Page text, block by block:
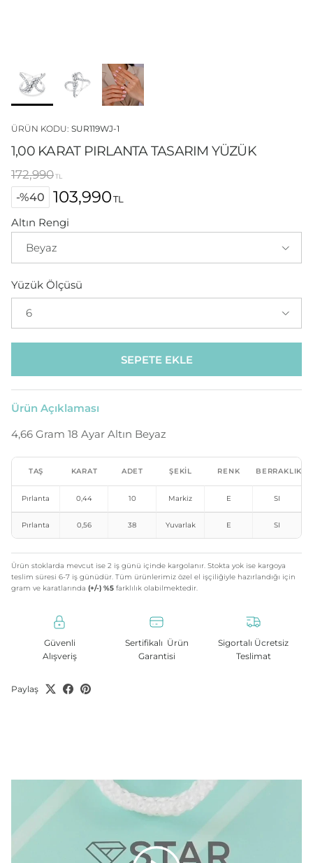
ÜRÜN KODU: SUR119WJ-1
1,00 KARAT PIRLANTA TASARIM YÜZÜK
-%40
İndirimli fiyat
103,990 TL
Normal fiyat
172,990TL
Beyaz
Yüzük Ölçüsü
6
SEPETE EKLE
Ürün Açıklaması
4,66 Gram 18 Ayar Altın Beyaz
TAŞ KARAT ADET ŞEKIL RENK BERRAKLIK
Pırlanta 0,44 10 Markiz E SI
Pırlanta 0,56 38 Yuvarlak E SI
Ürün stoklarda mevcut ise 2 iş günü içinde kargolanır. Stokta yok ise kargoya
teslim süresi 6-7 iş günüdür. Tüm ürünlerimiz özel el işçiliğiyle hazırlandığı için
gram ve karatlarında (+/-) %5 farklılık olabilmektedir.
Güvenli
Alışveriş
Sertifikalı Ürün
Garantisi
Sigortalı Ücretsiz
Teslimat
Paylaş
Oyna